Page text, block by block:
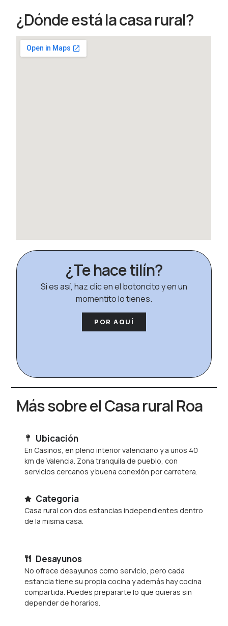
¿Te hace tilín?
Si es así, haz clic en el botoncito y en un
momentito lo tienes.
POR AQUÍ
¿Dónde está la casa rural?
Más sobre el Casa rural Roa
Ubicación
En Casinos, en pleno interior valenciano y a unos 40
km de Valencia. Zona tranquila de pueblo, con
servicios cercanos y buena conexión por carretera.
Categoría
Casa rural con dos estancias independientes dentro
de la misma casa.
Desayunos
No ofrece desayunos como servicio, pero cada
estancia tiene su propia cocina y además hay cocina
compartida. Puedes prepararte lo que quieras sin
depender de horarios.